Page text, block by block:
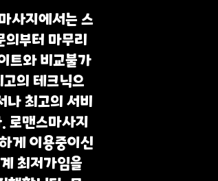
사지에서는 스
의부터 마무리
트와 비교불가
의 테크닉으
나 최고의 서비
로맨스마사지
게 이용중이신
최저가임을